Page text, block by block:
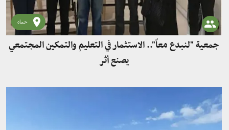
حماه
جمعية "لنبدع معاً".. الاستثمار في التعليم والتمكين المجتمعي
يصنع أثر